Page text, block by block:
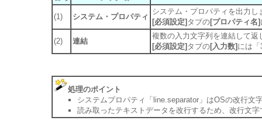
(1) システム・プロパティ
システム・プロパティを出力し
[必須設定] タブの[プロパティ名]
(2) 連結
複数の入力文字列を連結して返
[必須設定] タブの[入力数] には
処理のポイント
システムプロパティ「line.separator」はOSの改行文
読み取ったテキストデータを改行するため、改行文